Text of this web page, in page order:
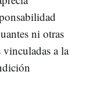
ni otras
vinculadas a la